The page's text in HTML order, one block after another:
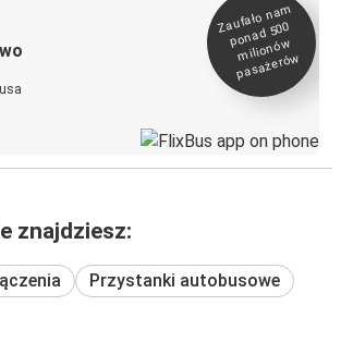
Zaufało na
m
ponad 500
milionó
w
pasażeró
w
znajdziesz:
Przystanki autobusowe